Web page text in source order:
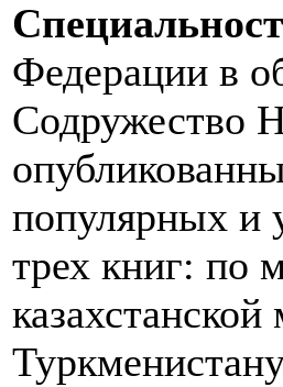
Федерации в
Содружество
популярных и
трех книг: по